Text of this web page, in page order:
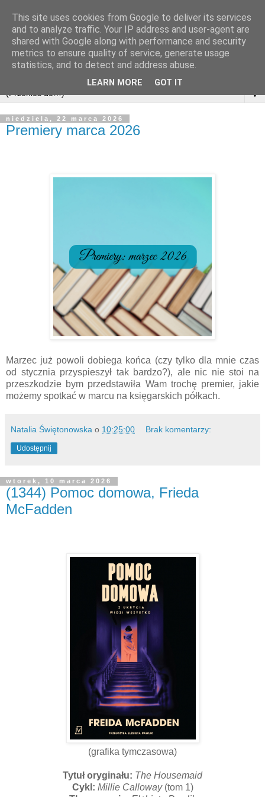
▼
niedziela, 22 marca 2026
Premiery marca 2026
Marzec już powoli dobiega końca (czy tylko dla mnie czas
od stycznia przyspieszył tak bardzo?), ale nic nie stoi na
przeszkodzie bym przedstawiła Wam trochę premier, jakie
możemy spotkać w marcu na księgarskich półkach.
Natalia Świętonowska o 10:25:00 Brak komentarzy:
Udostępnij
wtorek, 10 marca 2026
(1344) Pomoc domowa, Frieda
McFadden
(grafika tymczasowa)
Tytuł oryginału: The Housemaid
Cykl: Millie Calloway (tom 1)
This site uses cookies from Google to deliver its services
and to analyze traffic. Your IP address and user-agent are
shared with Google along with performance and security
metrics to ensure quality of service, generate usage
statistics, and to detect and address abuse.
LEARN MORE GOT IT